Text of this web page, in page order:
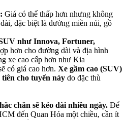
Giá có thể thấp hơn nhưng không
đặc biệt là đường miền núi, gồ
như Innova, Fortuner,
hơn cho đường dài và địa hình
xe cao cấp hơn như Kia
có giá cao hơn. Xe gầm cao (SUV)
cho tuyến này do đặc thù
chắn sẽ kéo dài nhiều ngày. Để
đến Quan Hóa một chiều, cần ít